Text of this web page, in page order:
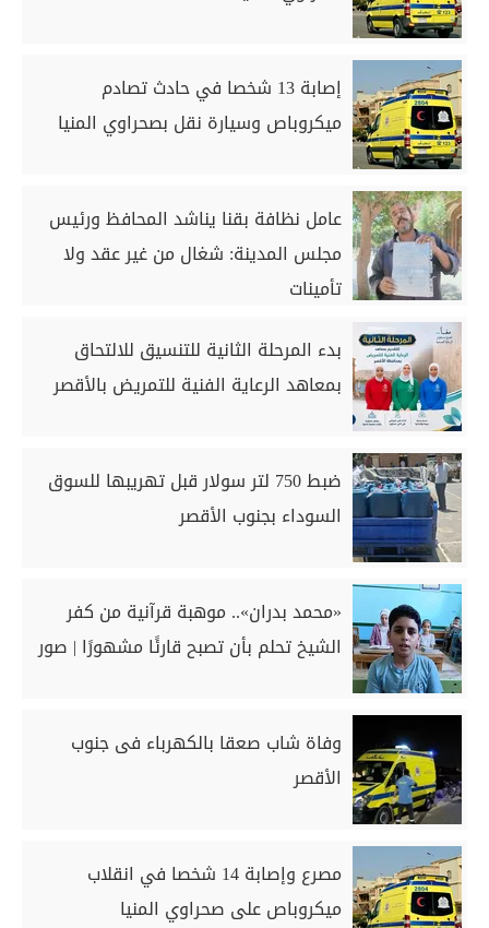
إصابة 13 شخصا في حادث تصادم
ميكروباص وسيارة نقل بصحراوي المنيا
عامل نظافة بقنا يناشد المحافظ ورئيس
مجلس المدينة: شغال من غير عقد ولا
تأمينات
بدء المرحلة الثانية للتنسيق للالتحاق
بمعاهد الرعاية الفنية للتمريض بالأقصر
ضبط 750 لتر سولار قبل تهريبها للسوق
السوداء بجنوب الأقصر
«محمد بدران».. موهبة قرآنية من كفر
الشيخ تحلم بأن تصبح قارئًا مشهورًا | صور
وفاة شاب صعقا بالكهرباء فى جنوب
الأقصر
مصرع وإصابة 14 شخصا في انقلاب
ميكروباص على صحراوي المنيا